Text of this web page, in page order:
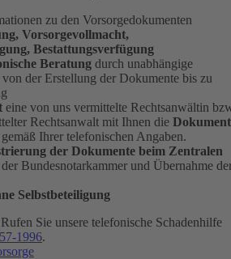
zu den Vorsorgedokumenten
Vorsorgevollmacht,
Bestattungsverfügung
Beratung durch unabhängige
von der Erstellung der Dokumente bis zu
eine von uns vermittelte Rechtsanwältin
Rechtsanwalt mit Ihnen die
Ihrer telefonischen Angaben.
der Dokumente beim Zentralen
der Bundesnotarkammer und Übernahme
Selbstbeteiligung
Sie unsere telefonische Schadenhilfe
1996.